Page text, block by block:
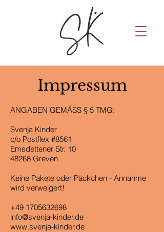
Impressum
ANGABEN GEMÄSS § 5 TMG:
Svenja Kinder
c/o Postflex #8561
Emsdettener Str. 10
48268 Greven
Keine Pakete oder Päckchen - Annahme
wird verweigert!
+49 1705632698
info@svenja-kinder.de
www.svenja-kinder.de